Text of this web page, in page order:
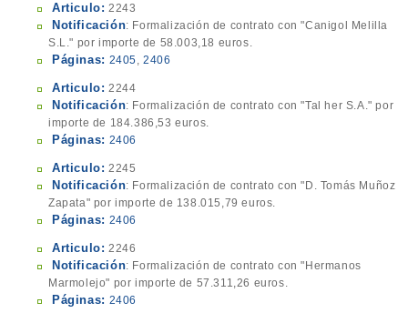
Articulo: 2243
Notificación: Formalización de contrato con "Canigol Melilla
S.L." por importe de 58.003,18 euros.
Páginas: 2405,2406
Articulo: 2244
Notificación: Formalización de contrato con "Tal her S.A." por
importe de 184.386,53 euros.
Páginas: 2406
Articulo: 2245
Notificación: Formalización de contrato con "D. Tomás Muñoz
Zapata" por importe de 138.015,79 euros.
Páginas: 2406
Articulo: 2246
Notificación: Formalización de contrato con "Hermanos
Marmolejo" por importe de 57.311,26 euros.
Páginas: 2406